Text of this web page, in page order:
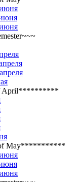
April**********
May***********